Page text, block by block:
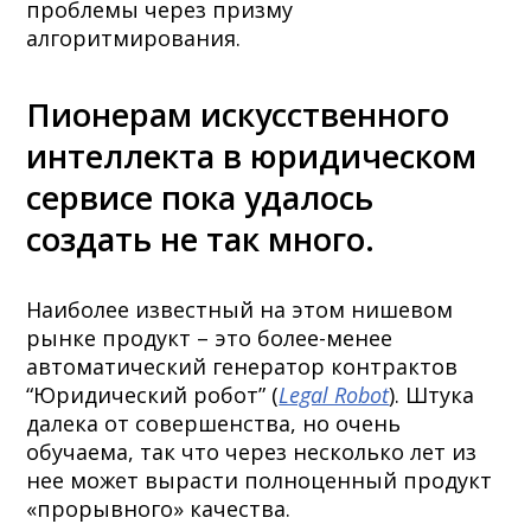
проблемы через призму
алгоритмирования.
Пионерам искусственного
интеллекта в юридическом
сервисе пока удалось
создать не так много.
Наиболее известный на этом нишевом
рынке продукт – это более-менее
автоматический генератор контрактов
“Юридический робот” (Legal Robot). Штука
далека от совершенства, но очень
обучаема, так что через несколько лет из
нее может вырасти полноценный продукт
«прорывного» качества.